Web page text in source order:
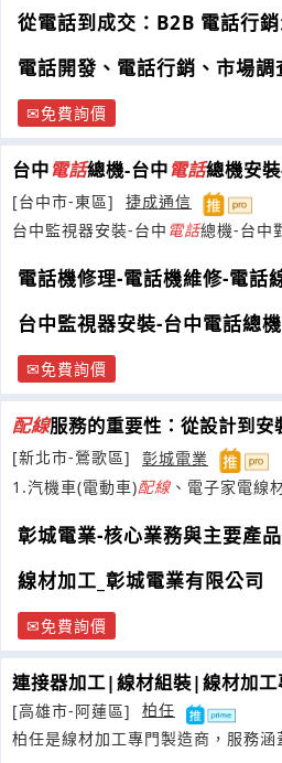
從電話到成交：B2B 電話行
電話開發、電話行銷、市場調
免費詢價
台中電話總機-台中電話總機安
[台中市-東區]
捷成通信
台中監視器安裝-台中 電話總機-台中
電話機修理-電話機維修-電話
台中監視器安裝-台中電話總
免費詢價
配線服務的重要性：從設計到安
[新北市-鶯歌區]
彰城電業
1.汽機車(電動車)配線 、電子家電線
彰城電業-核心業務與主要產
線材加工_彰城電業有限公司
免費詢價
連接器加工|線材組裝|線材加工
[高雄市-阿蓮區]
柏任
柏任是線材加工專門製造商，服務涵